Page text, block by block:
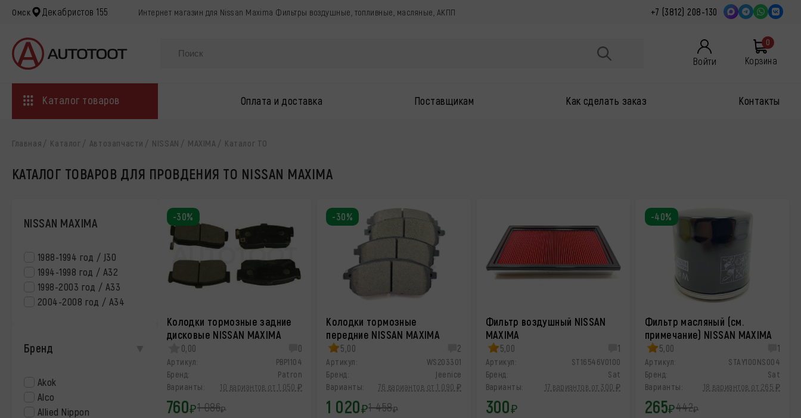
Омск Декабристов 155 Интернет магазин для Nissan Maxima Фильтры воздушные, топливные, масляные, АКПП +7 (3812) 208-130
Войти
0
Корзина
Каталог товаров Оплата и доставка Поставщикам Как сделать заказ Контакты
Главная Каталог Автозапчасти NISSAN MAXIMA Каталог ТО
КАТАЛОГ ТОВАРОВ ДЛЯ ПРОВДЕНИЯ ТО NISSAN MAXIMA
NISSAN MAXIMA
1988-1994 год / J30
1994-1998 год / A32
1998-2003 год / A33
2004-2008 год / А34
Бренд
Akok
Alco
Allied Nippon
Колодки тормозные задние
дисковые NISSAN MAXIMA
0,00 0
Артикул:
PBP1104
Бренд:
Patron
Варианты:
10 вариантов от 1 050 ₽
760₽1 086₽
-30%
Колодки тормозные
передние NISSAN MAXIMA
5,00 2
Артикул:
WS203301
Бренд:
Jeenice
Варианты:
76 вариантов от 1 090 ₽
1 020₽1 458₽
-30%
Фильтр воздушный NISSAN
MAXIMA
5,00 1
Артикул:
ST16546V0100
Бренд:
Sat
Варианты:
17 вариантов от 300 ₽
300₽
Фильтр масляный (см.
примечание) NISSAN MAXIMA
5,00 1
Артикул:
STAY100NS004
Бренд:
Sat
Варианты:
18 вариантов от 265 ₽
265₽442₽
-40%